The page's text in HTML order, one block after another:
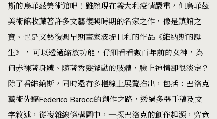
斯的烏菲茲美術館吧！雖然現在義大利疫情嚴重，但烏菲茲
美術館收藏著許多文藝復興時期的名家之作，像是鎮館之
寶、也是文藝復興早期畫家波堤且利的作品《維納斯的誕
生》， 可以透過縮放功能，仔細看看數百年前的女神，為
何赤裸著身體、隨著秀髮擺動的肢體，臉上神情卻很淡定？
除了看維納斯，同時還有多檔線上展覽推出，包括：巴洛克
藝術先驅Federico Barocci的創作之路，透過多張手稿及文
字敘述，從複雜線條構圖中，一探巴洛克的創作起源，究竟